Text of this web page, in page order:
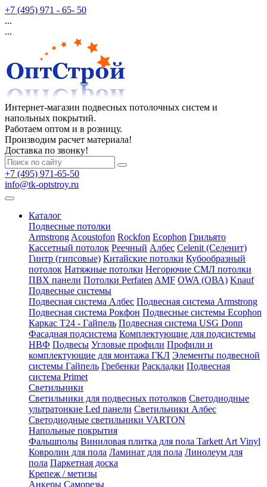
+7 (495) 971 - 65- 50
...
...
Интернет-магазин подвесных потолочных систем и
напольных покрытий.
Работаем оптом и в розницу.
Производим расчет материала!
Доставка по звонку!
+7 (495) 971-65-50
info@tk-optstroy.ru
Каталог
Подвесные потолки
Armstrong Acoustofon Rockfon Ecophon Грильято
Кассетный потолок Реечный Албес Celenit (Селенит)
Гинтр (гипсовые) Китайские потолки Кубообразный
потолок Натяжные потолки Негорючие СМЛ потолки
ПВХ панели Потолки Perfaten AMF OWA (ОВА) Knauf
Подвесные системы
Подвесная система Албес Подвесная система Armstrong
Подвесная система Рокфон Подвесные системы Ecophon
Каркас Т24 - Гайпель Подвесная система USG Donn
Фасадная подсистема Комплектующие для подсистемы
НВФ Подвесы Угловые профили Профили и
комплектующие для монтажа ГКЛ Элементы подвесной
системы Гайпель Гребенки Раскладки Подвесная
система Primet
Светильники
Светильники для подвесных потолков Светодиодные
ультратонкие Led панели Светильники Албес
Светодиодные светильники VARTON
Напольные покрытия
Фальшполы Виниловая плитка для пола Tarkett Art Vinyl
Ковролин для пола Ламинат для пола Линолеум для
пола Паркетная доска
Крепеж / метизы
Анкеры Саморезы